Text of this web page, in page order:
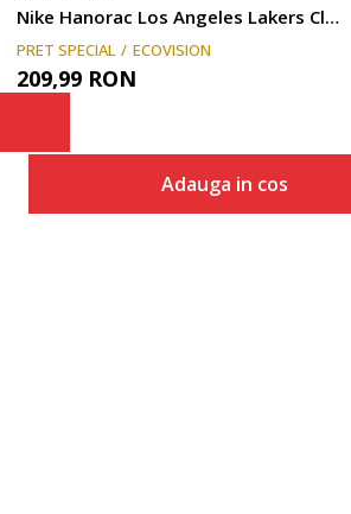
Nike Hanorac Los Angeles Lakers Club
PRET SPECIAL ECOVISION
209,99 RON
Adauga in cos